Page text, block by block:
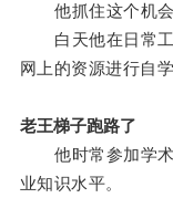
他抓住这个机会
白天他在日常工
网上的资源进行自学
老王梯子跑路了
他时常参加学术
业知识水平。